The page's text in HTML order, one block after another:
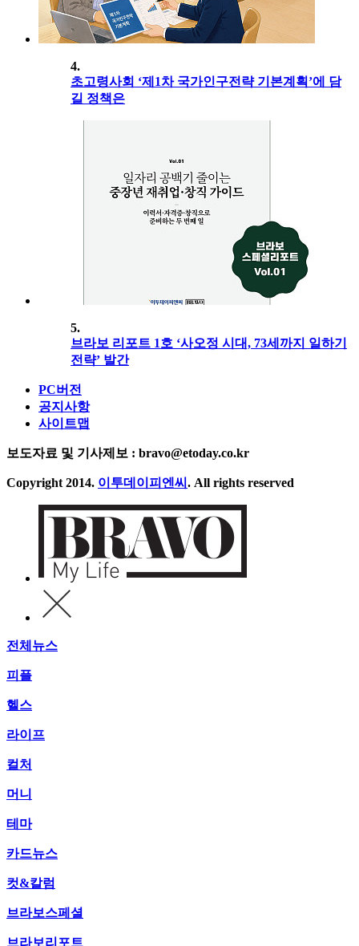
4.
초고령사회 ‘제1차 국가인구전략 기본계획’에 담
길 정책은
5.
브라보 리포트 1호 ‘사오정 시대, 73세까지 일하기
전략’ 발간
PC버전
공지사항
사이트맵
보도자료 및 기사제보 : bravo@etoday.co.kr
Copyright 2014. 이투데이피엔씨 . All rights reserved
전체뉴스
피플
헬스
라이프
컬처
머니
테마
카드뉴스
컷&칼럼
브라보스페셜
브라보리포트